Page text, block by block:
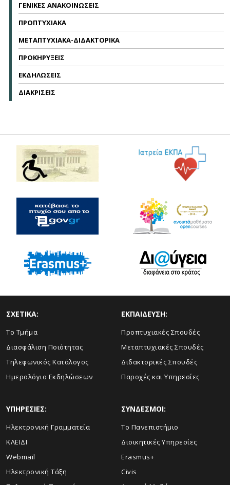
ΓΕΝΙΚΕΣ ΑΝΑΚΟΙΝΩΣΕΙΣ
ΠΡΟΠΤΥΧΙΑΚΑ
ΜΕΤΑΠΤΥΧΙΑΚΑ-ΔΙΔΑΚΤΟΡΙΚΑ
ΠΡΟΚΗΡΥΞΕΙΣ
ΕΚΔΗΛΩΣΕΙΣ
ΔΙΑΚΡΙΣΕΙΣ
ΣΧΕΤΙΚΑ:
Το Τμήμα
Διασφάλιση Ποιότητας
Τηλεφωνικός Κατάλογος
Ημερολόγιο Εκδηλώσεων
ΕΚΠΑΙΔΕΥΣΗ:
Προπτυχιακές Σπουδές
Μεταπτυχιακές Σπουδές
Διδακτορικές Σπουδές
Παροχές και Υπηρεσίες
ΥΠΗΡΕΣΙΕΣ:
Ηλεκτρονική Γραμματεία
ΚΛΕΙΔΙ
Webmail
Ηλεκτρονική Τάξη
ΣΥΝΔΕΣΜΟΙ:
Το Πανεπιστήμιο
Διοικητικές Υπηρεσίες
Erasmus+
Civis